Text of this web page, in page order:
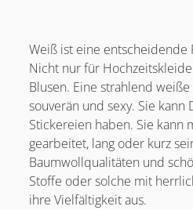
Weiß ist eine entscheidende
Nicht nur für
Blusen. Eine strahlend
souverän und sexy. Sie kann
Stickereien haben. Sie kann
gearbeitet, lang oder kurz
Baumwollqualitäten und
Stoffe oder solche mit
ihre Vielfältigkeit aus.